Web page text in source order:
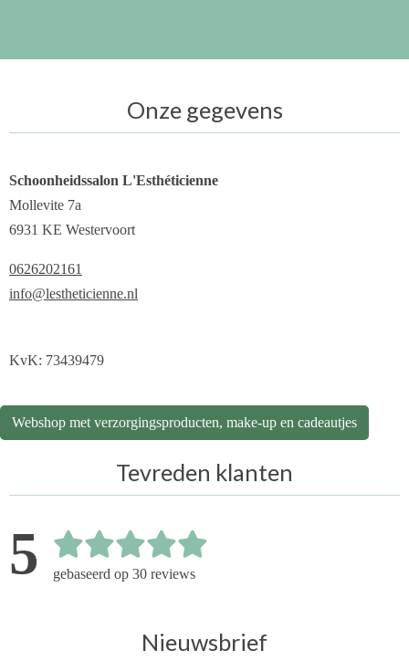
Onze gegevens
Schoonheidssalon L'Esthéticienne
Mollevite 7a
6931 KE Westervoort
0626202161
info@lestheticienne.nl
KvK: 73439479
Webshop met verzorgingsproducten, make-up en cadeautjes
Tevreden klanten
5 gebaseerd op 30 reviews
Nieuwsbrief